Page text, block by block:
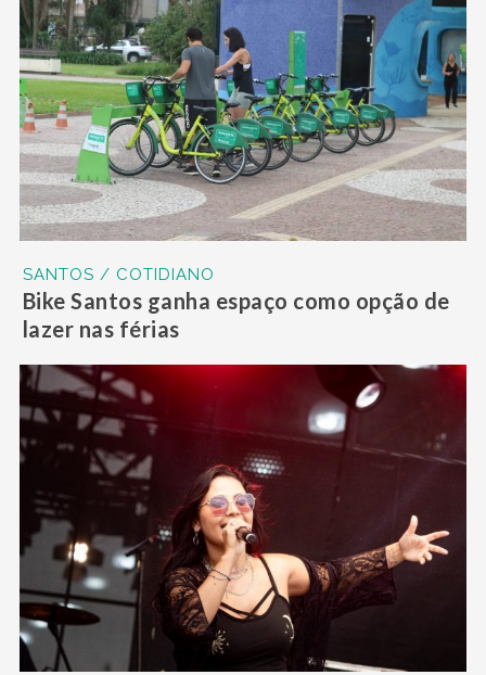
SANTOS / COTIDIANO
Bike Santos ganha espaço como opção de
lazer nas férias